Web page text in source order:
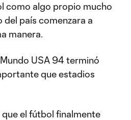
como algo propio mucho
del país comenzara a
manera.
USA 94 terminó
que estadios
que el fútbol finalmente